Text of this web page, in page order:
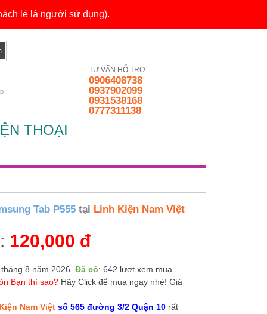
lẻ là người sử dụng).
TƯ VẤN HỖ TRỢ
0906408738
0937902099
0931538168
0777311138
THOẠI
Tab P555tại Linh Kiện Nam Việt
120,000 đ
8 năm 2026. Đã có: 642 lượt xem mua
Bạn thì sao?Hãy Click để mua ngay nhé! Giá
Nam Việt số 565 đường 3/2 Quận 10rất